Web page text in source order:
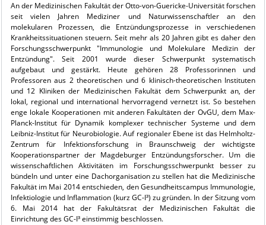
An der Medizinischen Fakultät der Otto-von-Guericke-Universität forschen
seit vielen Jahren Mediziner und Naturwissenschaftler an den
molekularen Prozessen, die Entzündungsprozesse in verschiedenen
Krankheitssituationen steuern. Seit mehr als 20 Jahren gibt es daher den
Forschungsschwerpunkt "Immunologie und Molekulare Medizin der
Entzündung". Seit 2001 wurde dieser Schwerpunkt systematisch
aufgebaut und gestärkt. Heute gehören 28 Professorinnen und
Professoren aus 2 theoretischen und 6 klinisch-theoretischen Instituten
und 12 Kliniken der Medizinischen Fakultät dem Schwerpunkt an, der
lokal, regional und international hervorragend vernetzt ist. So bestehen
enge lokale Kooperationen mit anderen Fakultäten der OvGU, dem Max-
Planck-Institut für Dynamik komplexer technischer Systeme und dem
Leibniz-Institut für Neurobiologie. Auf regionaler Ebene ist das Helmholtz-
Zentrum für Infektionsforschung in Braunschweig der wichtigste
Kooperationspartner der Magdeburger Entzündungsforscher. Um die
wissenschaftlichen Aktivitäten im Forschungsschwerpunkt besser zu
bündeln und unter eine Dachorganisation zu stellen hat die Medizinische
Fakultät im Mai 2014 entschieden, den Gesundheitscampus Immunologie,
Infektiologie und Inflammation (kurz GC-I³) zu gründen. In der Sitzung vom
6. Mai 2014 hat der Fakultätsrat der Medizinischen Fakultät die
Einrichtung des GC-I³ einstimmig beschlossen.